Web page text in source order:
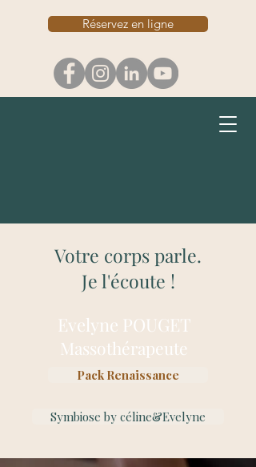
Réservez en ligne
Evelyne POUGET
Massothérapeute
Votre corps parle.
Je l'écoute !
Pack Renaissance
Symbiose by céline&Evelyne